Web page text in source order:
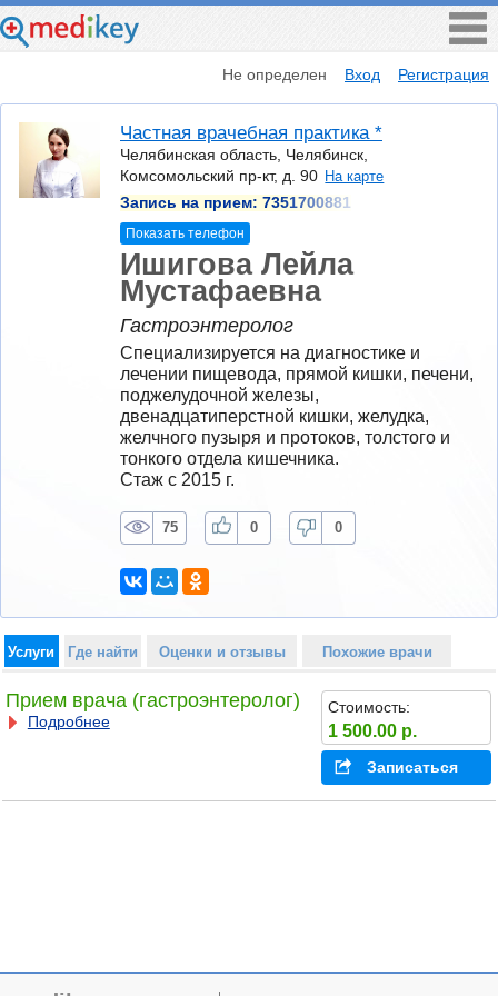
Не определен Вход Регистрация
Частная врачебная практика *
Челябинская область, Челябинск,
Комсомольский пр-кт, д. 90 На карте
Запись на прием: 7351700881
Показать телефон
Ишигова Лейла
Мустафаевна
Гастроэнтеролог
Специализируется на диагностике и
лечении пищевода, прямой кишки, печени,
поджелудочной железы,
двенадцатиперстной кишки, желудка,
желчного пузыря и протоков, толстого и
тонкого отдела кишечника.
Стаж с 2015 г.
75 0 0
Услуги Где найти Оценки и отзывы Похожие врачи
Прием врача (гастроэнтеролог)
Подробнее
Стоимость:
1 500.00 р.
Записаться